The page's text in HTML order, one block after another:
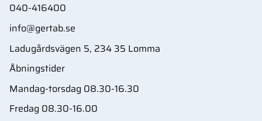
040-416400
info@gertab.se
Ladugårdsvägen 5, 234 35 Lomma
Åbningstider
Mandag-torsdag 08.30-16.30
Fredag 08.30-16.00